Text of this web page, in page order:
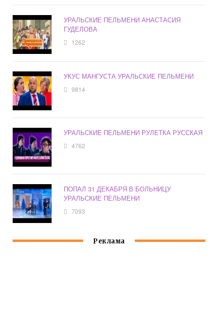
УРАЛЬСКИЕ ПЕЛЬМЕНИ АНАСТАСИЯ
ГУДЕЛОВА
1262
УКУС МАНГУСТА УРАЛЬСКИЕ ПЕЛЬМЕНИ
9814
УРАЛЬСКИЕ ПЕЛЬМЕНИ РУЛЕТКА РУССКАЯ
4762
ПОПАЛ 31 ДЕКАБРЯ В БОЛЬНИЦУ
УРАЛЬСКИЕ ПЕЛЬМЕНИ
7093
Реклама